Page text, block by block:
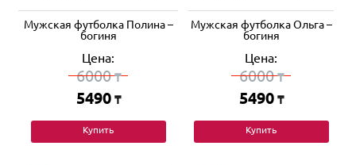
Мужская футболка Полина –
богиня
Цена:
6000₸
5490 ₸
Купить
Мужская футболка Ольга –
богиня
Цена:
6000₸
5490 ₸
Купить